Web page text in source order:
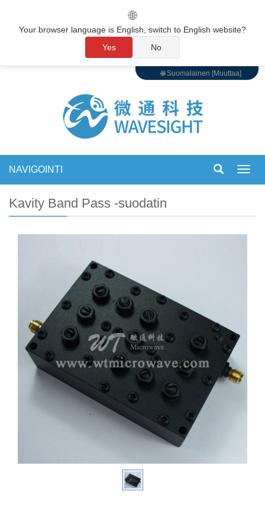
🌐 Suomalainen [Muuttaa]
NAVIGOINTI
Kavity Band Pass -suodatin
🌐
Your browser language is English, switch to English website?
Yes
No